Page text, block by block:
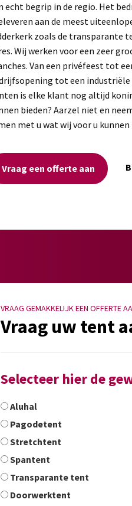
echt begrip in de regio. Het
aan de meest
zoals de transparante
Wij werken voor een zeer
Van een privéfeest tot
tot een
is elke klant nog altijd
bieden? Aarzel niet en
met u wat wij voor u
Vraag een offerte aan
VRAAG GEMAKKELIJK EEN OFFERTE
Vraag uw tent
Selecteer hier de
Aluhal
Pagodetent
Stretchtent
Spantent
Transparante tent
Doorwerktent